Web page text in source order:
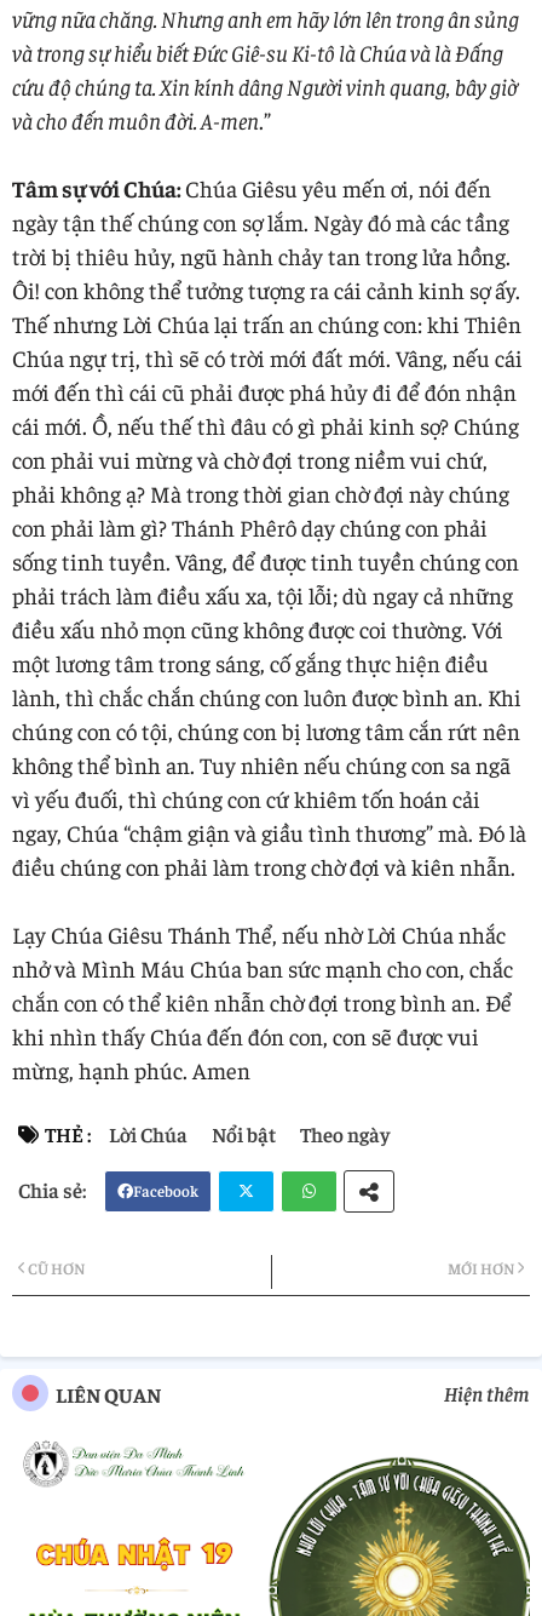
vững nữa chăng. Nhưng anh em hãy lớn lên trong ân sủng
và trong sự hiểu biết Đức Giê-su Ki-tô là Chúa và là Đấng
cứu độ chúng ta. Xin kính dâng Người vinh quang, bây giờ
và cho đến muôn đời. A-men.”
Tâm sự với Chúa:Chúa Giêsu yêu mến ơi, nói đến
ngày tận thế chúng con sợ lắm. Ngày đó mà các tầng
trời bị thiêu hủy, ngũ hành chảy tan trong lửa hồng.
Ôi! con không thể tưởng tượng ra cái cảnh kinh sợ ấy.
Thế nhưng Lời Chúa lại trấn an chúng con: khi Thiên
Chúa ngự trị, thì sẽ có trời mới đất mới. Vâng, nếu cái
mới đến thì cái cũ phải được phá hủy đi để đón nhận
cái mới. Ồ, nếu thế thì đâu có gì phải kinh sợ? Chúng
con phải vui mừng và chờ đợi trong niềm vui chứ,
phải không ạ? Mà trong thời gian chờ đợi này chúng
con phải làm gì? Thánh Phêrô dạy chúng con phải
sống tinh tuyền. Vâng, để được tinh tuyền chúng con
phải trách làm điều xấu xa, tội lỗi; dù ngay cả những
điều xấu nhỏ mọn cũng không được coi thường. Với
một lương tâm trong sáng, cố gắng thực hiện điều
lành, thì chắc chắn chúng con luôn được bình an. Khi
chúng con có tội, chúng con bị lương tâm cắn rứt nên
không thể bình an. Tuy nhiên nếu chúng con sa ngã
vì yếu đuối, thì chúng con cứ khiêm tốn hoán cải
ngay, Chúa “chậm giận và giầu tình thương” mà. Đó là
điều chúng con phải làm trong chờ đợi và kiên nhẫn.
Lạy Chúa Giêsu Thánh Thể, nếu nhờ Lời Chúa nhắc
nhở và Mình Máu Chúa ban sức mạnh cho con, chắc
chắn con có thể kiên nhẫn chờ đợi trong bình an. Để
khi nhìn thấy Chúa đến đón con, con sẽ được vui
mừng, hạnh phúc. Amen
THẺ : Lời Chúa Nổi bật Theo ngày
Facebook
MỚI HƠN
CŨ HƠN
LIÊN QUAN Hiện thêm